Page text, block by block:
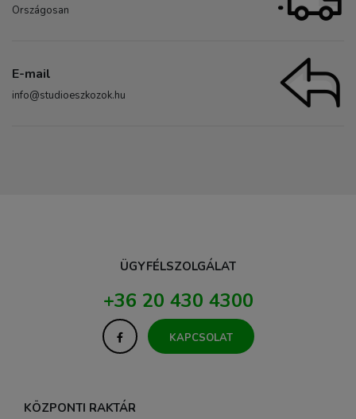
Országosan
E-mail
info@studioeszkozok.hu
ÜGYFÉLSZOLGÁLAT
+36 20 430 4300
KAPCSOLAT
KÖZPONTI RAKTÁR